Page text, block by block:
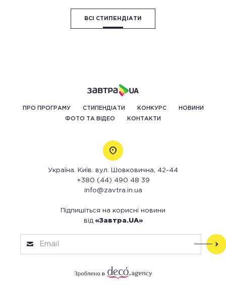
ВСІ СТИПЕНДІАТИ
ПРО ПРОГРАМУ СТИПЕНДІАТИ КОНКУРС НОВИНИ
ФОТО ТА ВІДЕО КОНТАКТИ
Україна. Київ. вул. Шовковична, 42-44
+380 (44) 490 48 39
info@zavtra.in.ua
Підпишіться на корисні новини
від «Завтра.UA»